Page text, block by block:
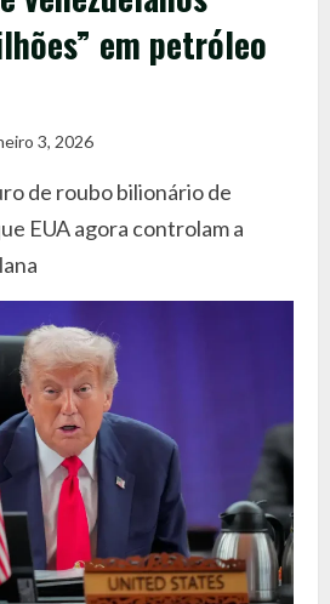
em petróleo
3, 2026
de roubo bilionário de
EUA agora controlam a